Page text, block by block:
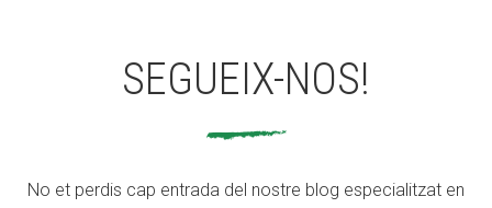
SEGUEIX-NOS!
No et perdis cap entrada del nostre blog especialitzat en